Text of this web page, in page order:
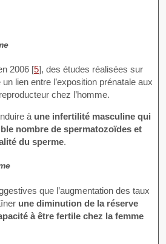
2006 [5], des études réalisées sur
lien entre l’exposition prénatale aux
chez l’homme.
à une infertilité masculine qui
nombre de spermatozoïdes et
du sperme.
que l’augmentation des taux
une diminution de la réserve
à être fertile chez la femme